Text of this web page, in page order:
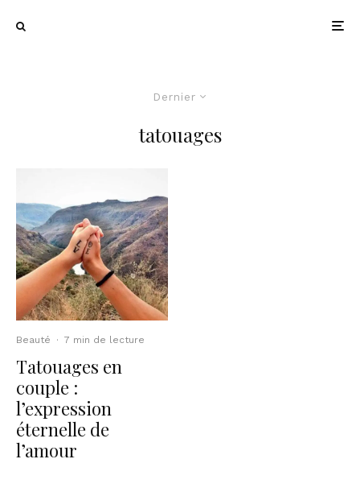
Dernier
tatouages
Beauté · 7 min de lecture
Tatouages en
couple :
l’expression
éternelle de
l’amour